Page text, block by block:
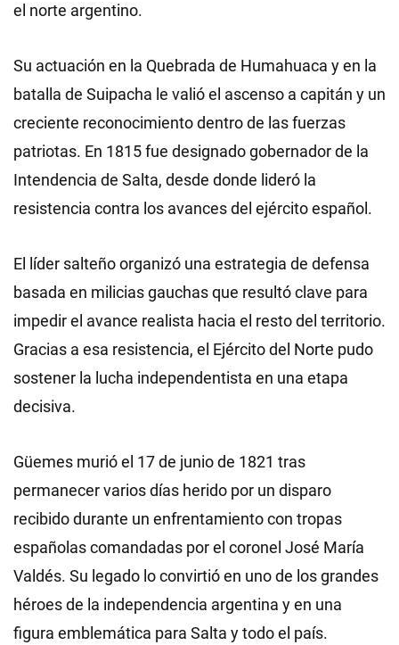
el norte argentino.
Su actuación en la Quebrada de Humahuaca y en la
batalla de Suipacha le valió el ascenso a capitán y un
creciente reconocimiento dentro de las fuerzas
patriotas. En 1815 fue designado gobernador de la
Intendencia de Salta, desde donde lideró la
resistencia contra los avances del ejército español.
El líder salteño organizó una estrategia de defensa
basada en milicias gauchas que resultó clave para
impedir el avance realista hacia el resto del territorio.
Gracias a esa resistencia, el Ejército del Norte pudo
sostener la lucha independentista en una etapa
decisiva.
Güemes murió el 17 de junio de 1821 tras
permanecer varios días herido por un disparo
recibido durante un enfrentamiento con tropas
españolas comandadas por el coronel José María
Valdés. Su legado lo convirtió en uno de los grandes
héroes de la independencia argentina y en una
figura emblemática para Salta y todo el país.